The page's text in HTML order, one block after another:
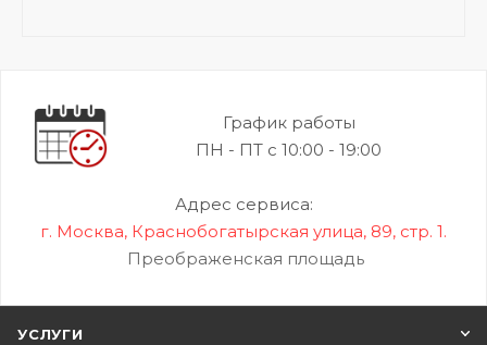
График работы
ПН - ПТ с 10:00 - 19:00
Адрес сервиса:
г. Москва, Краснобогатырская улица, 89, стр. 1.
Преображенская площадь
УСЛУГИ